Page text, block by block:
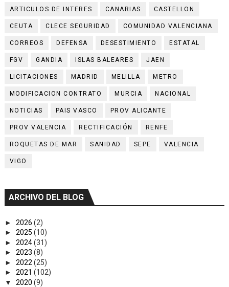
ARTICULOS DE INTERES CANARIAS CASTELLON
CEUTA CLECE SEGURIDAD COMUNIDAD VALENCIANA
CORREOS DEFENSA DESESTIMIENTO ESTATAL
FGV GANDIA ISLAS BALEARES JAEN
LICITACIONES MADRID MELILLA METRO
MODIFICACION CONTRATO MURCIA NACIONAL
NOTICIAS PAIS VASCO PROV ALICANTE
PROV VALENCIA RECTIFICACIÓN RENFE
ROQUETAS DE MAR SANIDAD SEPE VALENCIA
VIGO
ARCHIVO DEL BLOG
► 2026 (2)
► 2025 (10)
► 2024(31)
► 2023 (8)
► 2022 (25)
► 2021 (102)
▼ 2020 (9)